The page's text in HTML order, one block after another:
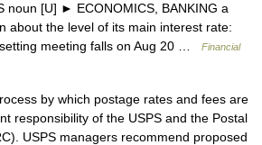
noun [U] ► ECONOMICS, BANKING a
about the level of its main interest rate:
meeting falls on Aug 20 …
Financial
by which postage rates and fees are
responsibility of the USPS and the Postal
USPS managers recommend proposed